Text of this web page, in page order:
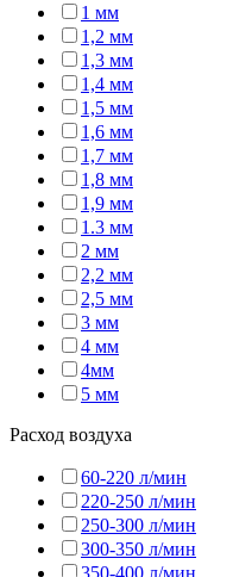
1 мм
1,2 мм
1,3 мм
1,4 мм
1,5 мм
1,6 мм
1,7 мм
1,8 мм
1,9 мм
1.3 мм
2 мм
2,2 мм
2,5 мм
3 мм
4 мм
4мм
5 мм
Расход воздуха
60-220 л/мин
220-250 л/мин
250-300 л/мин
300-350 л/мин
350-400 л/мин